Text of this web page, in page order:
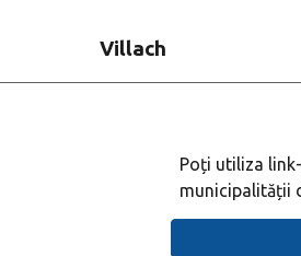
Villach
Poți utiliza
municipalității